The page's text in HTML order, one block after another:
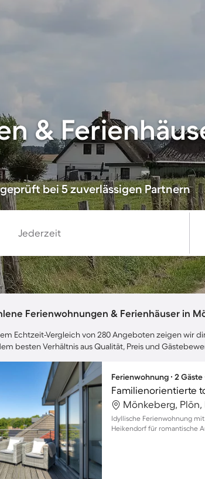
&
bei 5 zuverlässigen Partnern
Jederzeit
Ferienwohnungen & Ferienhäuser in
Echtzeit-Vergleich von 280 Angeboten zeigen wir
besten Verhältnis aus Qualität, Preis und
Ferienwohnung ∙ 2 Gäste
Mönkeberg,
Idyllische Ferienwohnung
Heikendorf für romantische